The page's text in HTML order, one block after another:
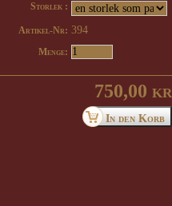
Storlek :
Artikel-Nr: 394
Menge:
750,00 kr